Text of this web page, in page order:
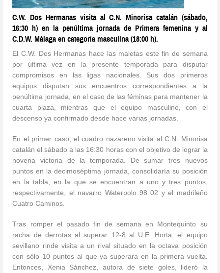
C.W. Dos Hermanas visita al C.N. Minorisa catalán (sábado,
16:30 h) en la penúltima jornada de Primera femenina y al
C.D.W. Málaga en categoría masculina (18:00 h).
El C.W. Dos Hermanas hace las maletas este fin de semana
por última vez en la presente temporada para disputar
compromisos en las ligas nacionales. Sus dos primeros
equipos disputan sus encuentros correspondientes a la
penúltima jornada, en el caso de las féminas para mantener la
cuarta plaza, mientras que el equipo masculino, con el
descenso ya confirmado desde hace varias jornadas.
En el primer caso, el cuadro nazareno visita al C.N. Minorisa
catalán el sábado a las 16:30 horas con el objetivo de lograr la
novena victoria de la temporada. De sumar tres nuevos
puntos en la decimoséptima jornada, consolidaría su posición
en la tabla, en la que se encuentran a uno y tres puntos,
respectivamente, el navarro Waterpolo 98 02 y el madrileño
Cuatro Caminos.
Tras romper el pasado fin de semana en Montequinto su
racha de derrotas al superar 12-8 al U.E. Horta, el equipo
sevillano rinde visita a un rival situado en la octava posición
con sólo 10 puntos al que ya superara en la primera vuelta.
Entonces, Xenia Sánchez, autora de siete goles, lideró la